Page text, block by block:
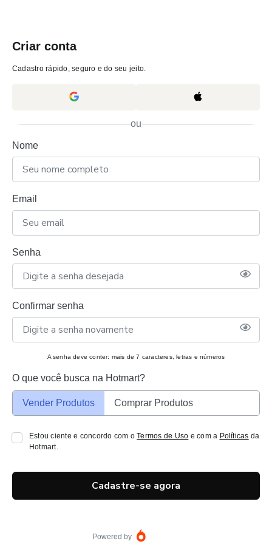
Criar conta
Cadastro rápido, seguro e do seu jeito.
ou
Nome
Email
Senha
Confirmar senha
A senha deve conter: mais de 7 caracteres, letras e números
O que você busca na Hotmart?
Vender Produtos Comprar Produtos
Estou ciente e concordo com oTermos de Uso e com a Políticas da
Hotmart.
Cadastre-se agora
Powered by